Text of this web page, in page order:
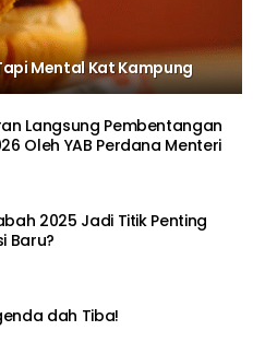
Mental Kat Kampung
Langsung Pembentangan
Oleh YAB Perdana Menteri
2025 Jadi Titik Penting
Baru?
dah Tiba!